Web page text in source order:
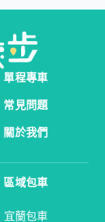
單程專車
常見問題
關於我們
區域包車
宜蘭包車